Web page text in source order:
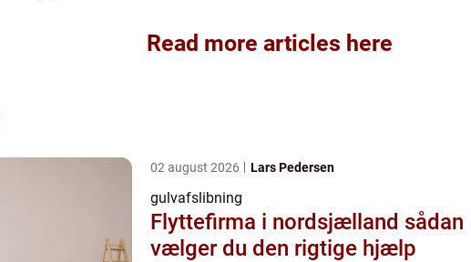
Read more articles here
02 august 2026 Lars Pedersen
gulvafslibning
Flyttefirma i nordsjælland sådan
vælger du den rigtige hjælp